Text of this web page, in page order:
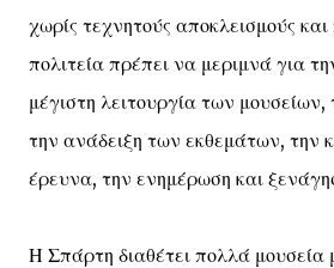
χωρίς τεχνητούς αποκλεισμούς
πολιτεία πρέπει να μεριμνά για
μέγιστη λειτουργία των
την ανάδειξη των εκθεμάτων, την
έρευνα, την ενημέρωση και
Η Σπάρτη διαθέτει πολλά μουσεία